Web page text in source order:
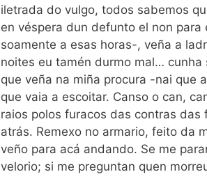
iletrada do vulgo, todos sabemos
en véspera dun defunto el non
soamente a esas horas-, veña a
noites eu tamén durmo mal…
que veña na miña procura -nai que
que vaia a escoitar. Canso o can,
raios polos furacos das contras
atrás. Remexo no armario, feito da
veño para acá andando. Se me
velorio; si me preguntan quen